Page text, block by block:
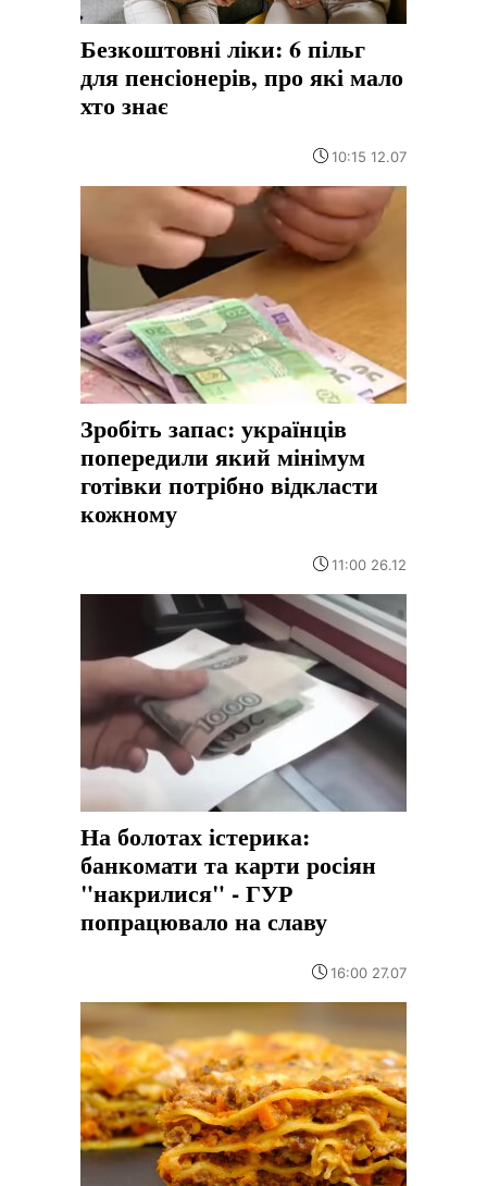
Безкоштовні ліки: 6 пільг
для пенсіонерів, про які мало
хто знає
10:15 12.07
Зробіть запас: українців
попередили який мінімум
готівки потрібно відкласти
кожному
11:00 26.12
На болотах істерика:
банкомати та карти росіян
"накрилися" - ГУР
попрацювало на славу
16:00 27.07